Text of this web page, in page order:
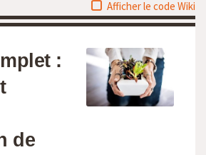
Afficher le code Wiki
:
de